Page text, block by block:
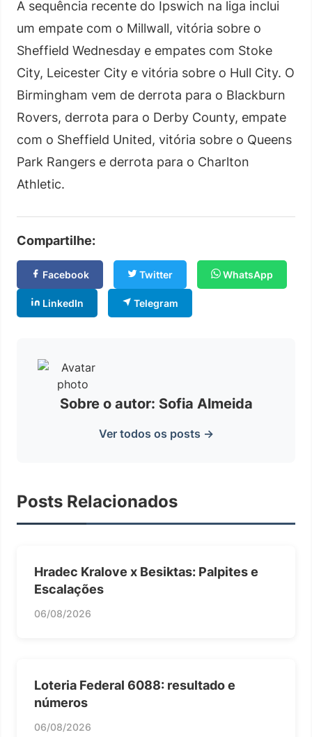
A sequência recente do Ipswich na liga inclui
um empate com o Millwall, vitória sobre o
Sheffield Wednesday e empates com Stoke
City, Leicester City e vitória sobre o Hull City. O
Birmingham vem de derrota para o Blackburn
Rovers, derrota para o Derby County, empate
com o Sheffield United, vitória sobre o Queens
Park Rangers e derrota para o Charlton
Athletic.
Compartilhe:
Facebook Twitter WhatsApp
LinkedIn Telegram
Sobre o autor: Sofia Almeida
Ver todos os posts →
Posts Relacionados
Hradec Kralove x Besiktas: Palpites e
Escalações
06/08/2026
Loteria Federal 6088: resultado e
números
06/08/2026